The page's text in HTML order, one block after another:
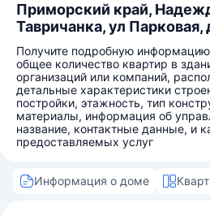
Приморский край,
Тавричанка, ул Парковая,
Получите подробную
общее количество квартир в
организаций или компаний,
детальные характеристики
постройки, этажность, тип
материалы, информация об
название, контактные данные, и
предоставляемых услуг
Информация о доме